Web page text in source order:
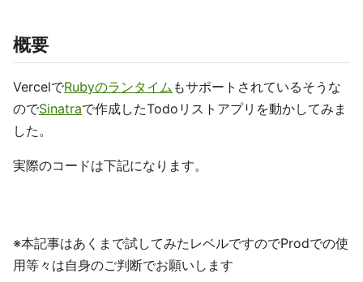
概要
VercelでRubyのランタイム もサポートされているそうな
のでSinatraで作成したTodoリストアプリを動かしてみま
した。
実際のコードは下記になります。
※本記事はあくまで試してみたレベルですのでProdでの使
用等々は自身のご判断でお願いします